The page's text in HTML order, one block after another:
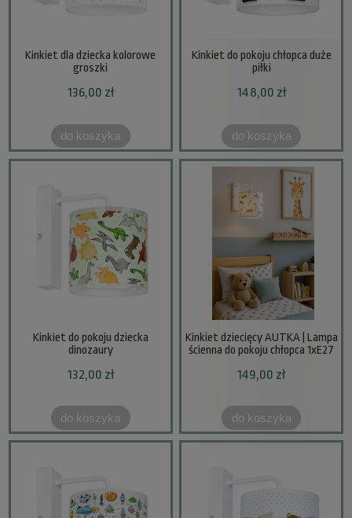
Kinkiet dla dziecka kolorowe
groszki
136,00 zł
do koszyka
Kinkiet do pokoju chłopca duże
piłki
148,00 zł
do koszyka
Kinkiet do pokoju dziecka
dinozaury
132,00 zł
do koszyka
Kinkiet dziecięcy AUTKA | Lampa
ścienna do pokoju chłopca 1xE27
149,00 zł
do koszyka